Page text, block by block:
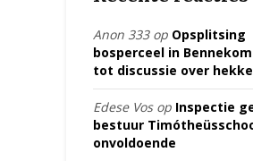
Anon 333op Opsplitsing
bosperceel in
tot discussie over
Edese Vosop Inspectie
bestuur
onvoldoende